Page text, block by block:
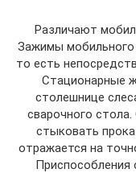
Различают
Зажимы мобильного
то есть
Стационарные
столешнице
сварочного
стыковать
отражается на
Приспособления